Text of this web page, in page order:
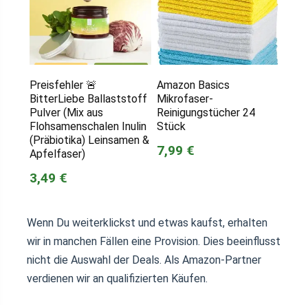
Preisfehler 🚨
BitterLiebe Ballaststoff
Pulver (Mix aus
Flohsamenschalen Inulin
(Präbiotika) Leinsamen &
Apfelfaser)
3,49 €
Amazon Basics
Mikrofaser-
Reinigungstücher 24
Stück
7,99 €
Wenn Du weiterklickst und etwas kaufst, erhalten
wir in manchen Fällen eine Provision. Dies beeinflusst
nicht die Auswahl der Deals. Als Amazon-Partner
verdienen wir an qualifizierten Käufen.